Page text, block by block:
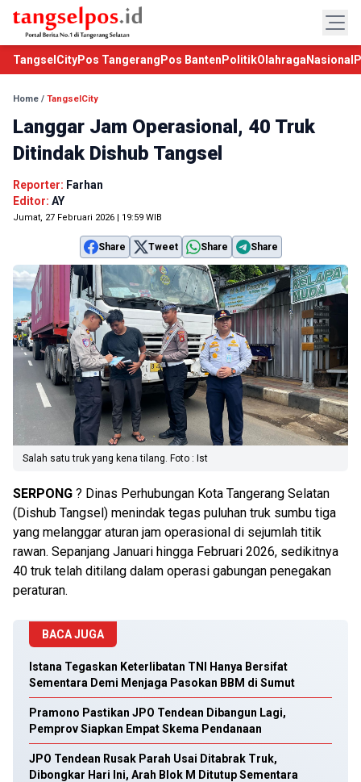
TangselCityPos Tangerang Pos Banten PolitikOlahraga Nasional
Home / TangselCity
Langgar Jam Operasional, 40 Truk
Ditindak Dishub Tangsel
Reporter: Farhan
Editor: AY
Jumat, 27 Februari 2026 | 19:59 WIB
Share Tweet Share Share
Salah satu truk yang kena tilang. Foto : Ist
SERPONG ? Dinas Perhubungan Kota Tangerang Selatan
(Dishub Tangsel) menindak tegas puluhan truk sumbu tiga
yang melanggar aturan jam operasional di sejumlah titik
rawan. Sepanjang Januari hingga Februari 2026, sedikitnya
40 truk telah ditilang dalam operasi gabungan penegakan
peraturan.
BACA JUGA
Istana Tegaskan Keterlibatan TNI Hanya Bersifat
Sementara Demi Menjaga Pasokan BBM di Sumut
Pramono Pastikan JPO Tendean Dibangun Lagi,
Pemprov Siapkan Empat Skema Pendanaan
JPO Tendean Rusak Parah Usai Ditabrak Truk,
Dibongkar Hari Ini, Arah Blok M Ditutup Sementara